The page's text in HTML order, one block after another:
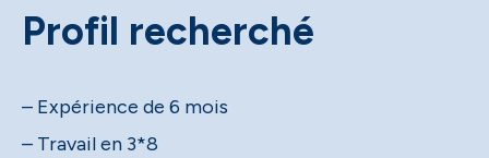
Profil recherché
– Expérience de 6 mois
– Travail en 3*8